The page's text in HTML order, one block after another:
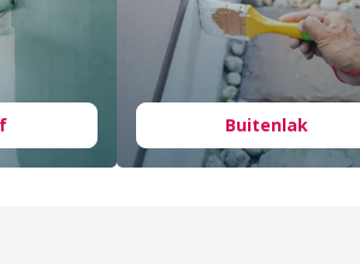
Buitenlak